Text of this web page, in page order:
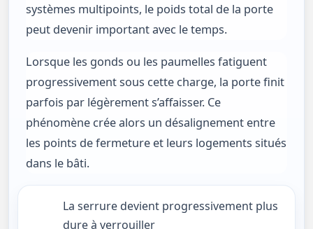
systèmes multipoints, le poids total de la porte
peut devenir important avec le temps.
Lorsque les gonds ou les paumelles fatiguent
progressivement sous cette charge, la porte finit
parfois par légèrement s’affaisser. Ce
phénomène crée alors un désalignement entre
les points de fermeture et leurs logements situés
dans le bâti.
La serrure devient progressivement plus
dure à verrouiller